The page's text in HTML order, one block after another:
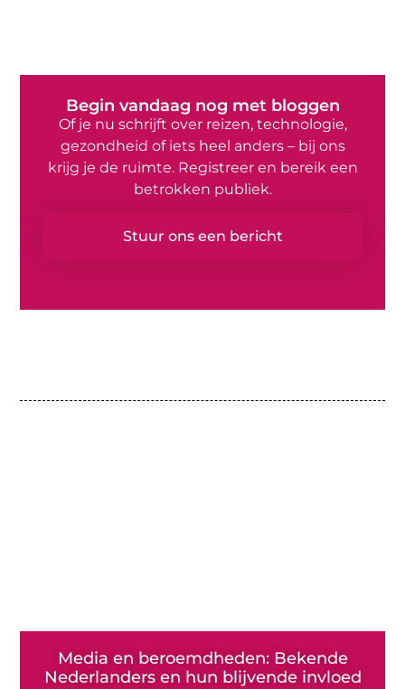
Begin vandaag nog met bloggen
Of je nu schrijft over reizen, technologie,
gezondheid of iets heel anders – bij ons
krijg je de ruimte. Registreer en bereik een
betrokken publiek.
Stuur ons een bericht
Media en beroemdheden: Bekende
Nederlanders en hun blijvende invloed